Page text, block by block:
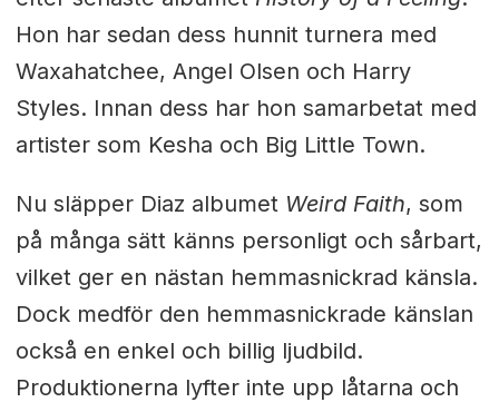
Hon har sedan dess hunnit turnera med
Waxahatchee, Angel Olsen och Harry
Styles. Innan dess har hon samarbetat med
artister som Kesha och Big Little Town.
Nu släpper Diaz albumet Weird Faith, som
på många sätt känns personligt och sårbart,
vilket ger en nästan hemmasnickrad känsla.
Dock medför den hemmasnickrade känslan
också en enkel och billig ljudbild.
Produktionerna lyfter inte upp låtarna och